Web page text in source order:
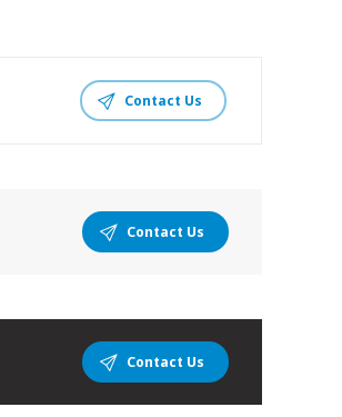
Contact Us
Contact Us
Contact Us